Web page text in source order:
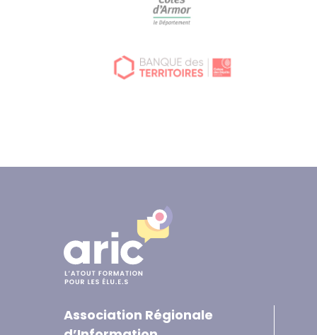
Association Régionale